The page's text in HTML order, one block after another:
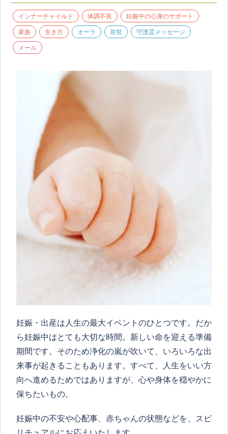
インナーチャイルド 体調不良 妊娠中の心身のサポート
家族 生き方 オーラ 前世 守護霊メッセージ
メール
妊娠・出産は人生の最大イベントのひとつです。だか
ら妊娠中はとても大切な時間。新しい命を迎える準備
期間です。そのため浄化の嵐が吹いて、いろいろな出
来事が起きることもあります。すべて、人生をいい方
向へ進めるためではありますが、心や身体を穏やかに
保ちたいもの。
妊娠中の不安や心配事、赤ちゃんの状態などを、スピ